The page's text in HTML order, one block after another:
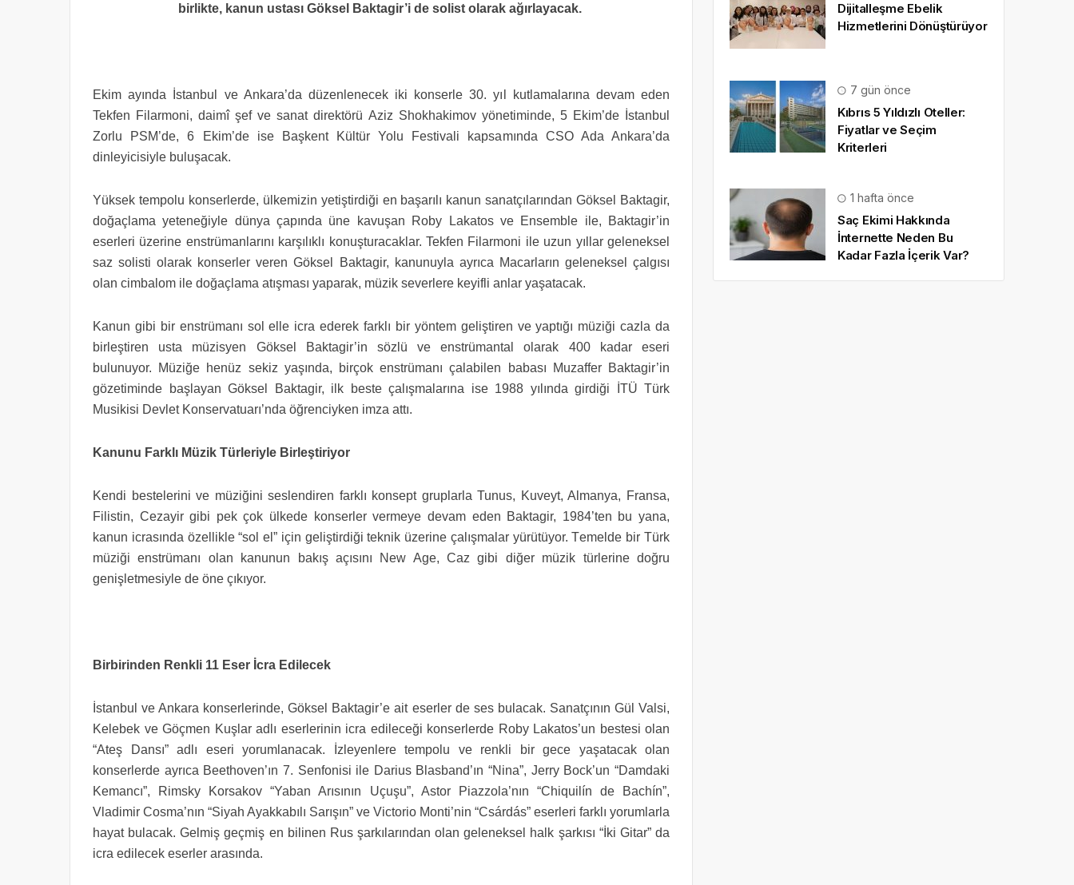
birlikte, kanun ustası Göksel Baktagir’i de solist olarak ağırlayacak.
Ekim ayında İstanbul ve Ankara’da düzenlenecek iki konserle 30. yıl kutlamalarına devam eden
Tekfen Filarmoni, daimî şef ve sanat direktörü Aziz Shokhakimov yönetiminde, 5 Ekim’de İstanbul
Zorlu PSM’de, 6 Ekim’de ise Başkent Kültür Yolu Festivali kapsamında CSO Ada Ankara’da
dinleyicisiyle buluşacak.
Yüksek tempolu konserlerde, ülkemizin yetiştirdiği en başarılı kanun sanatçılarından Göksel Baktagir,
doğaçlama yeteneğiyle dünya çapında üne kavuşan Roby Lakatos ve Ensemble ile, Baktagir’in
eserleri üzerine enstrümanlarını karşılıklı konuşturacaklar. Tekfen Filarmoni ile uzun yıllar geleneksel
saz solisti olarak konserler verenGöksel Baktagir, kanunuyla ayrıca Macarların geleneksel çalgısı
olan cimbalom ile doğaçlama atışması yaparak, müzik severlere keyifli anlar yaşatacak.
Kanun gibi bir enstrümanı sol elle icra ederek farklı bir yöntem geliştiren ve yaptığı müziği cazla da
birleştiren usta müzisyen Göksel Baktagir’in sözlü ve enstrümantal olarak 400 kadar eseri
bulunuyor.
Müziğe henüz sekiz yaşında, birçok enstrümanı çalabilen babası Muzaffer Baktagir’in
gözetiminde başlayan Göksel Baktagir, ilk beste çalışmalarına ise 1988 yılında girdiği İTÜ Türk
Musikisi Devlet Konservatuarı’nda öğrenciyken imza attı.
Kanunu Farklı Müzik Türleriyle Birleştiriyor
Kendi bestelerini ve müziğini seslendiren farklı konsept gruplarla Tunus, Kuveyt, Almanya, Fransa,
Filistin, Cezayir gibi pek çok ülkede konserler vermeye devam eden Baktagir, 1984’ten bu yana,
kanun icrasında özellikle “sol el” için geliştirdiği teknik üzerine çalışmalar yürütüyor. Temelde bir Türk
müziği enstrümanı olan kanunun bakış açısını New Age, Caz gibi diğer müzik türlerine doğru
genişletmesiyle de öne çıkıyor.
Birbirinden Renkli 11 Eser İcra Edilecek
İstanbul ve Ankara konserlerinde, Göksel Baktagir’e ait eserler de ses bulacak. Sanatçının Gül Valsi,
Kelebek ve Göçmen Kuşlar adlı eserlerinin icra edileceği konserlerde Roby Lakatos’un bestesi olan
“Ateş Dansı” adlı eseri yorumlanacak. İzleyenlere tempolu ve renkli bir gece yaşatacak olan
konserlerde ayrıca Beethoven’ın 7. Senfonisi ile Darius Blasband’ın “Nina”, Jerry Bock’un “Damdaki
Kemancı”, Rimsky Korsakov “Yaban Arısının Uçuşu”, Astor Piazzola’nın “Chiquilín de Bachín”,
Vladimir Cosma’nın “Siyah Ayakkabılı Sarışın” ve Victorio Monti’nin “Csárdás” eserleri farklı yorumlarla
hayat bulacak. Gelmiş geçmiş en bilinen Rus şarkılarından olan geleneksel halk şarkısı “İki Gitar” da
icra edilecek eserler arasında.
Dijitalleşme Ebelik
Hizmetlerini Dönüştürüyor
7 gün önce
Kıbrıs 5 Yıldızlı Oteller:
Fiyatlar ve Seçim
Kriterleri
1 hafta önce
Saç Ekimi Hakkında
İnternette Neden Bu
Kadar Fazla İçerik Var?